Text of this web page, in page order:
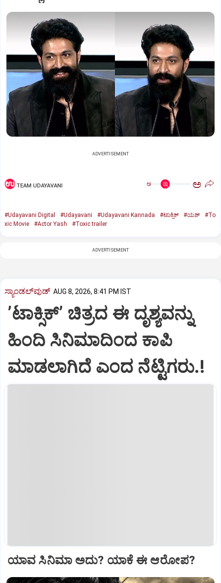
ADVERTISEMENT
TEAM UDAYAVANI ಅ ಅ
#Udayavani Digital #Udayavani #Udayavani Kannada #ಟಾಕ್ಸಿಕ್‌ #ಯಶ್‌
#To
xic Movie
#Actor Yash #Toxic trailer
ADVERTISEMENT
ಸ್ಯಾಂಡಲ್‌ವುಡ್‌ AUG 8, 2026, 8:41 PM IST
ʼಟಾಕ್ಸಿಕ್‌ʼ ಚಿತ್ರದ ಈ ದೃಶ್ಯವನ್ನು
ಹಿಂದಿ ಸಿನಿಮಾದಿಂದ ಕಾಪಿ
ಮಾಡಲಾಗಿದೆ ಎಂದ ನೆಟ್ಟಿಗರು.!
ಯಾವ ಸಿನಿಮಾ ಅದು? ಯಾಕೆ ಈ ಆರೋಪ?